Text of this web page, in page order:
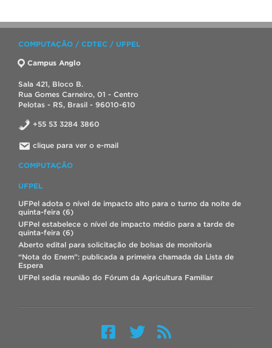
COMPUTAÇÃO / CDTEC / UFPEL
Campus Anglo
Sala 421, Bloco B.
Rua Gomes Carneiro, 01 - Centro
Pelotas - RS, Brasil - 96010-610
+55 53 3284 3860
clique para ver o e-mail
COMPUTAÇÃO
UFPEL
UFPel adota o nível de impacto alto para o turno da noite de
quinta-feira (6)
UFPel estabelece o nível de impacto médio para a tarde de
quinta-feira (6)
Aberto edital para solicitação de bolsas de monitoria
“Nota do Enem”: publicada a primeira chamada da Lista de
Espera
UFPel sedia reunião do Fórum da Agricultura Familiar